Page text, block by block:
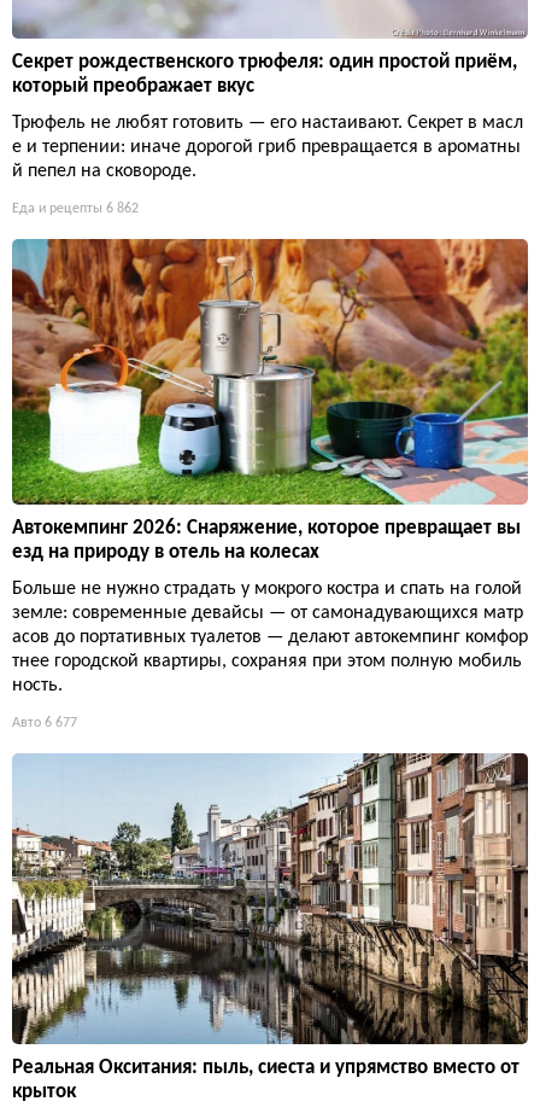
Секрет рождественского трюфеля: один простой приём,
который преображает вкус
Трюфель не любят готовить — его настаивают. Секрет в масл
е и терпении: иначе дорогой гриб превращается в ароматны
й пепел на сковороде.
Еда и рецепты 6 862
Автокемпинг 2026: Снаряжение, которое превращает вы
езд на природу в отель на колесах
Больше не нужно страдать у мокрого костра и спать на голой
земле: современные девайсы — от самонадувающихся матр
асов до портативных туалетов — делают автокемпинг комфор
тнее городской квартиры, сохраняя при этом полную мобиль
ность.
Авто 6 677
Реальная Окситания: пыль, сиеста и упрямство вместо от
крыток